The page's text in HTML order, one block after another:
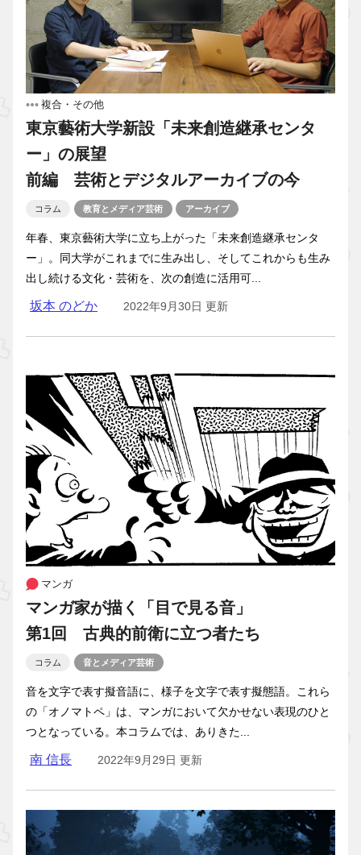
複合・その他
東京藝術大学新設「未来創造継承センタ
ー」の展望
前編 芸術とデジタルアーカイブの今
コラム 教育とメディア芸術 アーカイブ
年春、東京藝術大学に立ち上がった「未来創造継承センタ
ー」。同大学がこれまでに生み出し、そしてこれからも生み
出し続ける文化・芸術を、次の創造に活用可...
坂本 のどか 2022年9月30日 更新
マンガ
マンガ家が描く「目で見る音」
第1回 古典的前衛に立つ者たち
コラム 音とメディア芸術
音を文字で表す擬音語に、様子を文字で表す擬態語。これら
の「オノマトペ」は、マンガにおいて欠かせない表現のひと
つとなっている。本コラムでは、ありきた...
南 信長 2022年9月29日 更新